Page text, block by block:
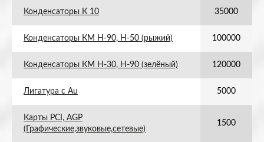
Конденсаторы К 10 35000
Конденсаторы КМ Н-90, Н-50 (рыжий) 100000
Конденсаторы КМ Н-30, Н-90 (зелёный) 120000
Лигатура с Au 5000
Карты PCI, AGP
(Графические,звуковые,сетевые)
1500